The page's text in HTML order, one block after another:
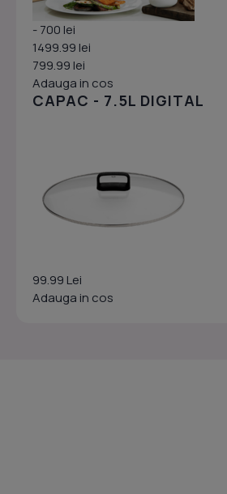
- 700 lei
1499.99 lei
799.99 lei
Adauga in cos
CAPAC - 7.5L DIGITAL
99.99 Lei
Adauga in cos